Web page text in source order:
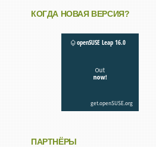
КОГДА НОВАЯ ВЕРСИЯ?
ПАРТНЁРЫ